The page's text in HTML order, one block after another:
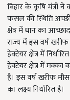
बिहार के कृषि मंत्री
फसल की स्थिति
क्षेत्र में धान का
राज्य में इस वर्ष
हेक्टेयर क्षेत्र में
हेक्टेयर क्षेत्र में
है। इस वर्ष खरीफ
का लक्ष्य निर्धारित है।